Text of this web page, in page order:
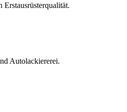
Erstausrüsterqualität.
Autolackiererei.